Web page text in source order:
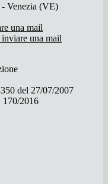
Venezia (VE)
una mail
una mail
del 27/07/2007
170/2016